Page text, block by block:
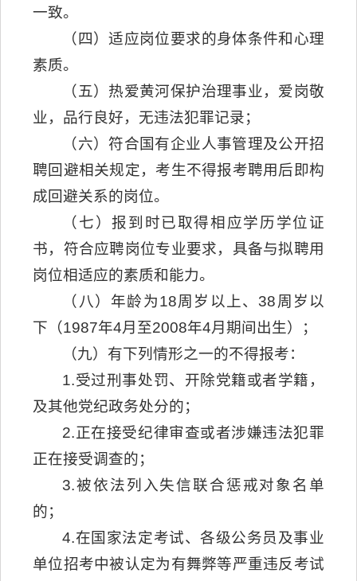
一致。
（四）适应岗位要求的身体条件和心理
素质。
（五）热爱黄河保护治理事业，爱岗敬
业，品行良好，无违法犯罪记录；
（六）符合国有企业人事管理及公开招
聘回避相关规定，考生不得报考聘用后即构
成回避关系的岗位。
（七）报到时已取得相应学历学位证
书，符合应聘岗位专业要求，具备与拟聘用
岗位相适应的素质和能力。
（八）年龄为18周岁以上、38周岁以
下（1987年4月至2008年4月期间出生）；
（九）有下列情形之一的不得报考：
1.受过刑事处罚、开除党籍或者学籍，
及其他党纪政务处分的；
2.正在接受纪律审查或者涉嫌违法犯罪
正在接受调查的；
3.被依法列入失信联合惩戒对象名单
的；
4.在国家法定考试、各级公务员及事业
单位招考中被认定为有舞弊等严重违反考试